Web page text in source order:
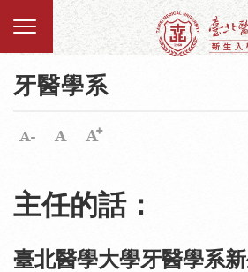
牙醫學系
主任的話：
臺北醫學大學牙醫學系新